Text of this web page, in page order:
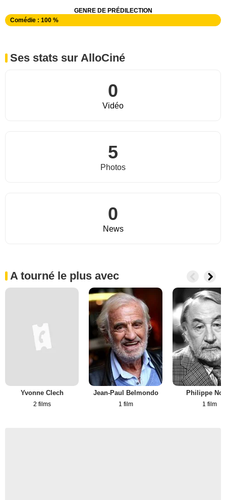
GENRE DE PRÉDILECTION
Comédie : 100 %
Ses stats sur AlloCiné
0
Vidéo
5
Photos
0
News
A tourné le plus avec
Yvonne Clech
2 films
Jean-Paul Belmondo
1 film
Philippe
1 film